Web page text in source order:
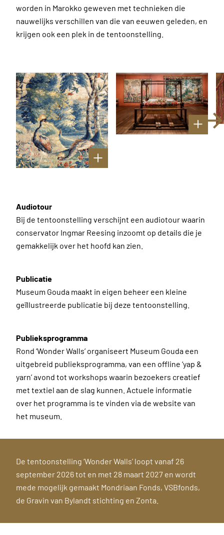
worden in Marokko geweven met technieken die
nauwelijks verschillen van die van eeuwen geleden, en
krijgen ook een plek in de tentoonstelling.
Audiotour
Bij de tentoonstelling verschijnt een audiotour waarin
conservator Ingmar Reesing inzoomt op details die je
gemakkelijk over het hoofd kan zien.
Publicatie
Museum Gouda maakt in eigen beheer een kleine
geïllustreerde publicatie bij deze tentoonstelling.
Publieksprogramma
Rond ‘Wonder Walls’ organiseert Museum Gouda een
uitgebreid publieksprogramma, van een offline ‘yap &
yarn’ avond tot workshops waarin bezoekers creatief
met textiel aan de slag kunnen. Actuele informatie
over het programma is te vinden via de website van
het museum.
De tentoonstelling ‘Wonder Walls’ loopt vanaf 26
september 2026 tot en met 28 maart 2027 en wordt
mede mogelijk gemaakt Mondriaan Fonds, VSBfonds,
de Gravin van Bylandt stichting en Zonta.